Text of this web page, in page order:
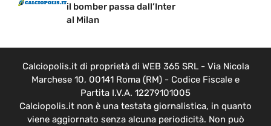
il bomber passa dall’Inter
al Milan
Calciopolis.it di proprietà di WEB 365 SRL - Via Nicola
Marchese 10, 00141 Roma (RM) - Codice Fiscale e
Partita I.V.A. 12279101005
Calciopolis.it non è una testata giornalistica, in quanto
viene aggiornato senza alcuna periodicità. Non può